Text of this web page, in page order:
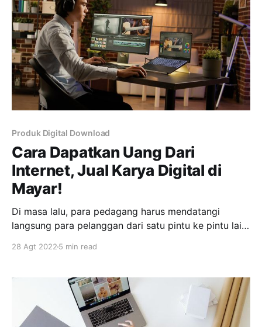
dan menghasilkan uang. Tak
Produk Digital Download
Cara Dapatkan Uang Dari
Internet, Jual Karya Digital di
Mayar!
Di masa lalu, para pedagang harus mendatangi
langsung para pelanggan dari satu pintu ke pintu lain.
berubah. Era digital, telah mengubah perdagangan ke
beberapa abad silam. Bahkan, Anda bisa
mendapatkan uang yang terus mengalir ke rekening
bank, meskipun
28 Agt 2022 5 min read